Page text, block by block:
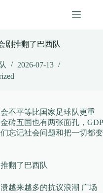
剧推翻了巴西队
2026-07-13
不平等比国家足球队更重
砖五国也有两张面孔，GDP
忘记社会问题和把一切都变
越来越多的抗议浪潮 广场